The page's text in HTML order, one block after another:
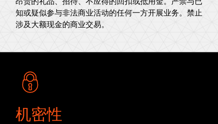
知或疑似参与非法商业活动的任何一方开展业务。禁止
涉及大额现金的商业交易。
机密性